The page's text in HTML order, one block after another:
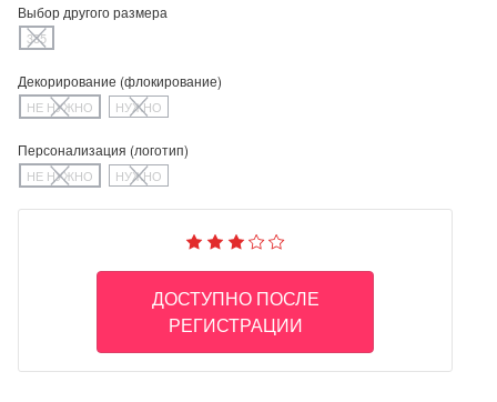
Выбор другого размера
335
Декорирование (флокирование)
НЕ НУЖНО НУЖНО
Персонализация (логотип)
НЕ НУЖНО НУЖНО
ДОСТУПНО ПОСЛЕ
РЕГИСТРАЦИИ